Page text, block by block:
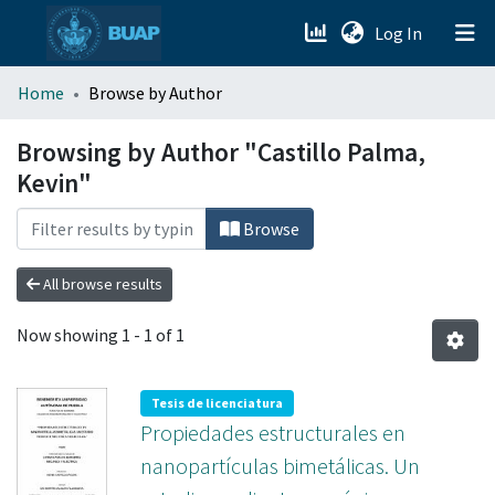
Log In (current)
menu.section.about_menu
All of DSpace
Home Browse by Author
Browsing by Author "Castillo Palma,
Kevin"
Browse
All browse results
Now showing 1 - 1 of 1
Tesis de licenciatura
Propiedades estructurales en
nanopartículas bimetálicas. Un